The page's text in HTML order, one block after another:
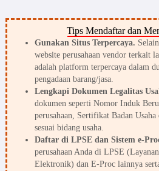
Tips Mendaftar dan
Gunakan Situs Terpercaya.
website perusahaan vendor terkait
adalah platform terpercaya dalam
pengadaan barang/jasa.
Lengkapi Dokumen Legalitas
dokumen seperti Nomor Induk
perusahaan, Sertifikat Badan
sesuai bidang usaha.
Daftar di LPSE dan Sistem e-
perusahaan Anda di LPSE
Elektronik) dan E-Proc lainnya